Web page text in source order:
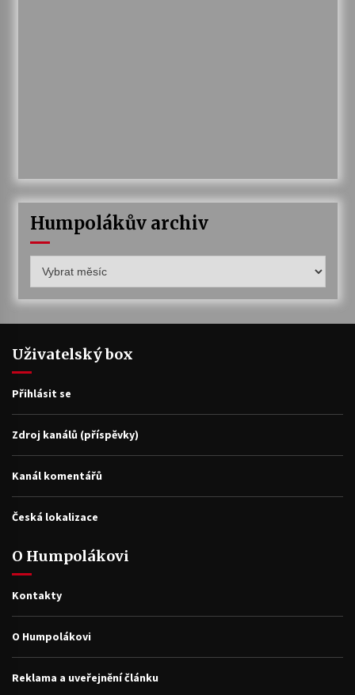
Humpolákův archiv
archiv
Uživatelský box
Přihlásit se
Zdroj kanálů (příspěvky)
Kanál komentářů
Česká lokalizace
O Humpolákovi
Kontakty
O Humpolákovi
Reklama a uveřejnění článku